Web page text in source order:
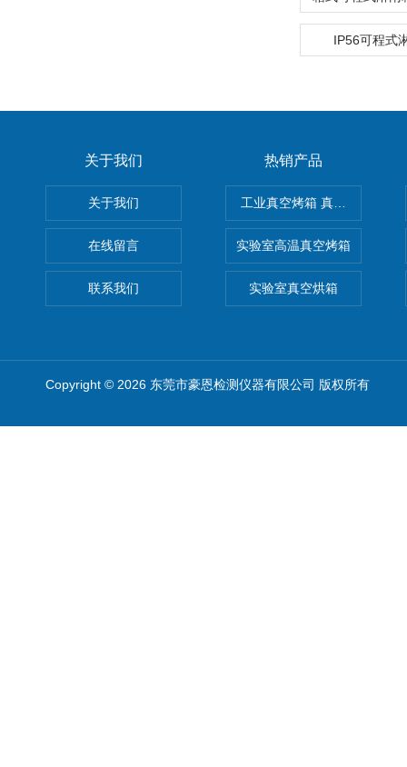
IP56可程式
关于我们
关于我们
在线留言
联系我们
热销产品
工业真空烤箱 真空烘箱
实验室高温真空烤箱
实验室真空烘箱
Copyright © 2026 东莞市豪恩检测仪器有限公司 版权所有